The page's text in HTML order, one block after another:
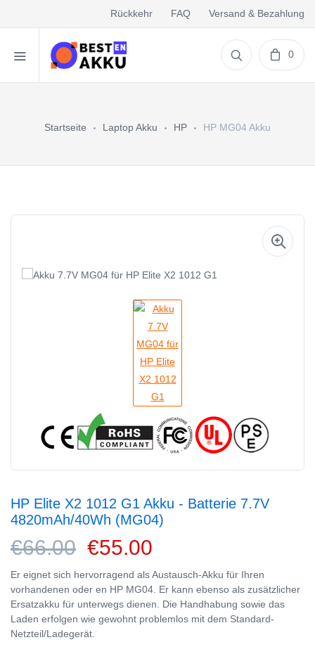
Rückkehr FAQ Versand & Bezahlung
0
Startseite Laptop Akku HP HP MG04 Akku
HP Elite X2 1012 G1 Akku - Batterie 7.7V
4820mAh/40Wh (MG04)
€66.00 €55.00
Er eignet sich hervorragend als Austausch-Akku für Ihren
vorhandenen oder en HP MG04. Er kann ebenso als zusätzlicher
Ersatzakku für unterwegs dienen. Die Handhabung sowie das
Laden erfolgen wie gewohnt problemlos mit dem Standard-
Netzteil/Ladegerät.